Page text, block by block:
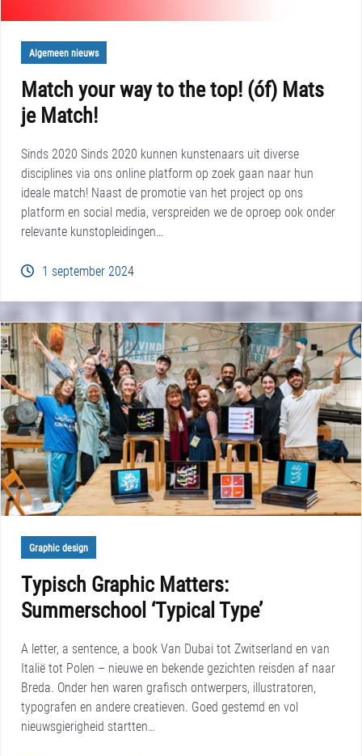
Algemeen nieuws
Match your way to the top! (óf) Mats
je Match!
Sinds 2020 Sinds 2020 kunnen kunstenaars uit diverse
disciplines via ons online platform op zoek gaan naar hun
ideale match! Naast de promotie van het project op ons
platform en social media, verspreiden we de oproep ook onder
relevante kunstopleidingen…
1 september 2024
Graphic design
Typisch Graphic Matters:
Summerschool ‘Typical Type’
A letter, a sentence, a book Van Dubai tot Zwitserland en van
Italië tot Polen – nieuwe en bekende gezichten reisden af naar
Breda. Onder hen waren grafisch ontwerpers, illustratoren,
typografen en andere creatieven. Goed gestemd en vol
nieuwsgierigheid startten…